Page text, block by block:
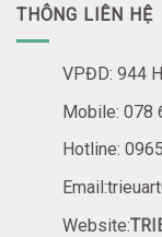
THÔNG LIÊN HỆ
VPĐD: 944
Mobile: 078
Hotline:
Website: